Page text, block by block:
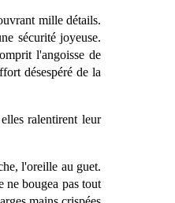
mille détails.
sécurité joyeuse.
l'angoisse de
désespéré de la
ralentirent leur
l'oreille au guet.
ne bougea pas tout